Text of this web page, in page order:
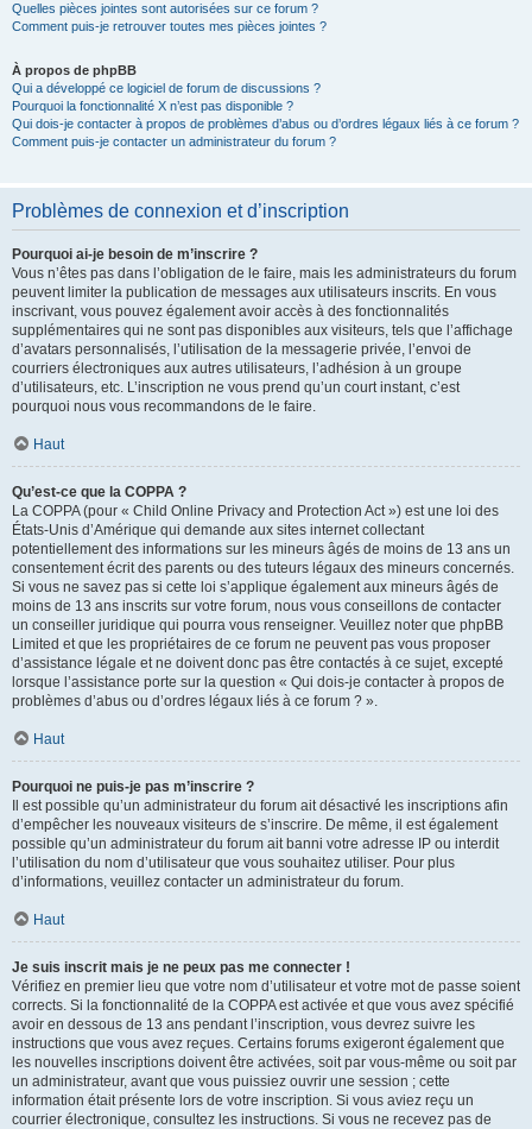
Quelles pièces jointes sont autorisées sur ce forum ?
Comment puis-je retrouver toutes mes pièces jointes ?
À propos de phpBB
Qui a développé ce logiciel de forum de discussions ?
Pourquoi la fonctionnalité X n’est pas disponible ?
Qui dois-je contacter à propos de problèmes d’abus ou d’ordres légaux liés à ce forum ?
Comment puis-je contacter un administrateur du forum ?
Problèmes de connexion et d’inscription
Pourquoi ai-je besoin de m’inscrire ?
Vous n’êtes pas dans l’obligation de le faire, mais les administrateurs du forum
peuvent limiter la publication de messages aux utilisateurs inscrits. En vous
inscrivant, vous pouvez également avoir accès à des fonctionnalités
supplémentaires qui ne sont pas disponibles aux visiteurs, tels que l’affichage
d’avatars personnalisés, l’utilisation de la messagerie privée, l’envoi de
courriers électroniques aux autres utilisateurs, l’adhésion à un groupe
d’utilisateurs, etc. L’inscription ne vous prend qu’un court instant, c’est
pourquoi nous vous recommandons de le faire.
Haut
Qu’est-ce que la COPPA ?
La COPPA (pour « Child Online Privacy and Protection Act ») est une loi des
États-Unis d’Amérique qui demande aux sites internet collectant
potentiellement des informations sur les mineurs âgés de moins de 13 ans un
consentement écrit des parents ou des tuteurs légaux des mineurs concernés.
Si vous ne savez pas si cette loi s’applique également aux mineurs âgés de
moins de 13 ans inscrits sur votre forum, nous vous conseillons de contacter
un conseiller juridique qui pourra vous renseigner. Veuillez noter que phpBB
Limited et que les propriétaires de ce forum ne peuvent pas vous proposer
d’assistance légale et ne doivent donc pas être contactés à ce sujet, excepté
lorsque l’assistance porte sur la question « Qui dois-je contacter à propos de
problèmes d’abus ou d’ordres légaux liés à ce forum ? ».
Haut
Pourquoi ne puis-je pas m’inscrire ?
Il est possible qu’un administrateur du forum ait désactivé les inscriptions afin
d’empêcher les nouveaux visiteurs de s’inscrire. De même, il est également
possible qu’un administrateur du forum ait banni votre adresse IP ou interdit
l’utilisation du nom d’utilisateur que vous souhaitez utiliser. Pour plus
d’informations, veuillez contacter un administrateur du forum.
Haut
Je suis inscrit mais je ne peux pas me connecter !
Vérifiez en premier lieu que votre nom d’utilisateur et votre mot de passe soient
corrects. Si la fonctionnalité de la COPPA est activée et que vous avez spécifié
avoir en dessous de 13 ans pendant l’inscription, vous devrez suivre les
instructions que vous avez reçues. Certains forums exigeront également que
les nouvelles inscriptions doivent être activées, soit par vous-même ou soit par
un administrateur, avant que vous puissiez ouvrir une session ; cette
information était présente lors de votre inscription. Si vous aviez reçu un
courrier électronique, consultez les instructions. Si vous ne recevez pas de